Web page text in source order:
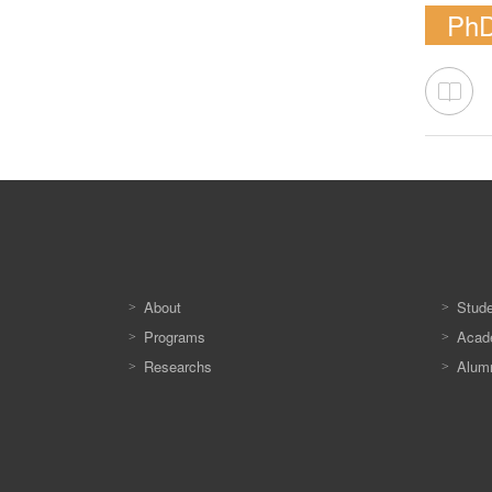
About
Programs
Researchs